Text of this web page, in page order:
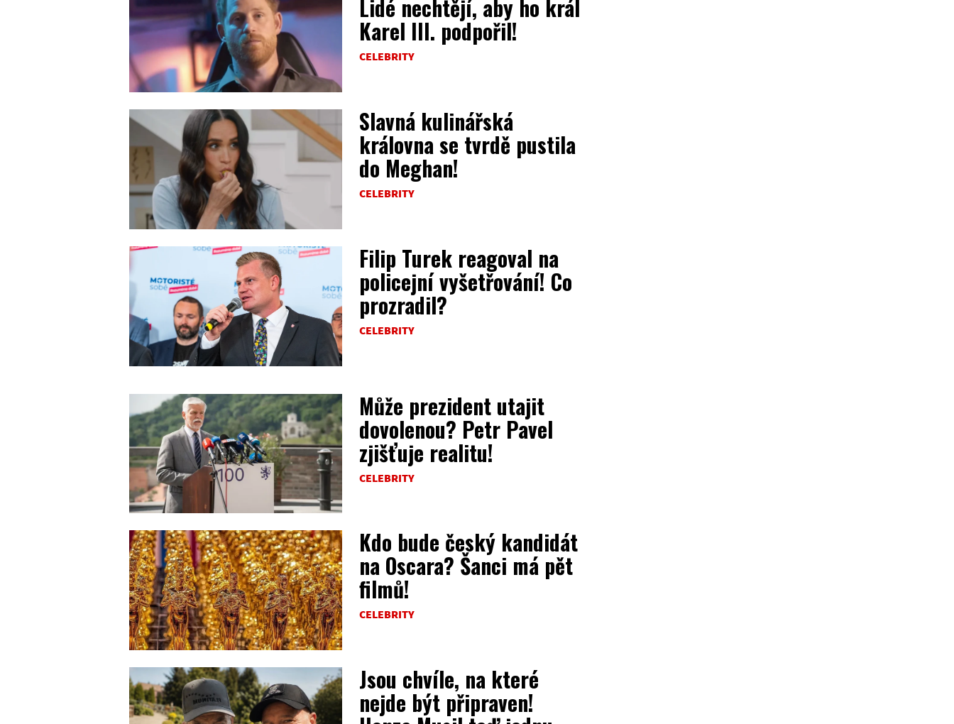
Lidé nechtějí, aby ho král
Karel III. podpořil!
CELEBRITY
Slavná kulinářská
královna se tvrdě pustila
do Meghan!
CELEBRITY
Filip Turek reagoval na
policejní vyšetřování! Co
prozradil?
CELEBRITY
Může prezident utajit
dovolenou? Petr Pavel
zjišťuje realitu!
CELEBRITY
Kdo bude český kandidát
na Oscara? Šanci má pět
filmů!
CELEBRITY
Jsou chvíle, na které
nejde být připraven!